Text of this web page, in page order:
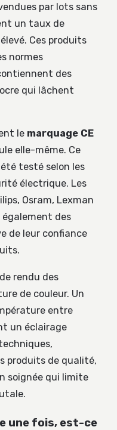
par lots sans
un taux de
Ces produits
normes
des
qui lâchent
le marquage CE
elle-même. Ce
testé selon les
électrique. Les
Osram, Lexman
des
de leur confiance
rendu des
de couleur. Un
entre
un éclairage
produits de qualité,
soignée qui limite
une fois, est-ce